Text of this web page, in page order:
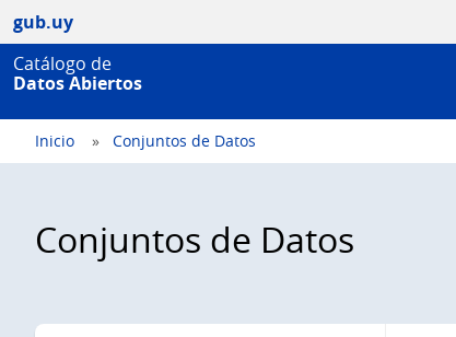
gub.uy
Catálogo de
Datos Abiertos
Inicio Conjuntos de Datos
Conjuntos de Datos